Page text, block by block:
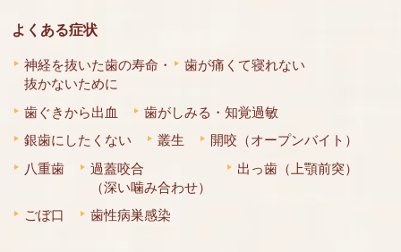
よくある症状
神経を抜いた歯の寿命・
抜かないために
歯が痛くて寝れない
歯ぐきから出血
歯がしみる・知覚過敏
銀歯にしたくない
叢生
開咬（オープンバイト）
八重歯
過蓋咬合
（深い噛み合わせ）
出っ歯（上顎前突）
ごぼ口 歯性病巣感染